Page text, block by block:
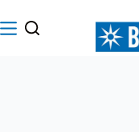
al
contenuto